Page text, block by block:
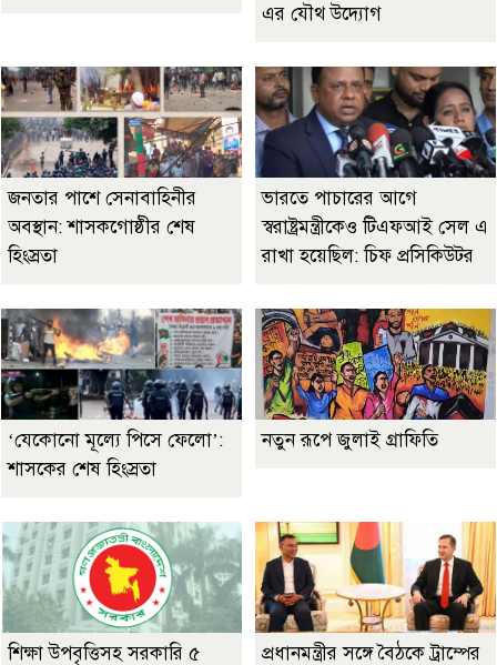
এর যৌথ উদ্যোগ
জনতার পাশে সেনাবাহিনীর
অবস্থান: শাসকগোষ্ঠীর শেষ
হিংস্রতা
ভারতে পাচারের আগে
স্বরাষ্ট্রমন্ত্রীকেও টিএফআই সেল এ
রাখা হয়েছিল: চিফ প্রসিকিউটর
‘যেকোনো মূল্যে পিসে ফেলো’:
শাসকের শেষ হিংস্রতা
নতুন রূপে জুলাই গ্রাফিতি
শিক্ষা উপবৃত্তিসহ সরকারি ৫ প্রধানমন্ত্রীর সঙ্গে বৈঠকে ট্রাম্পের